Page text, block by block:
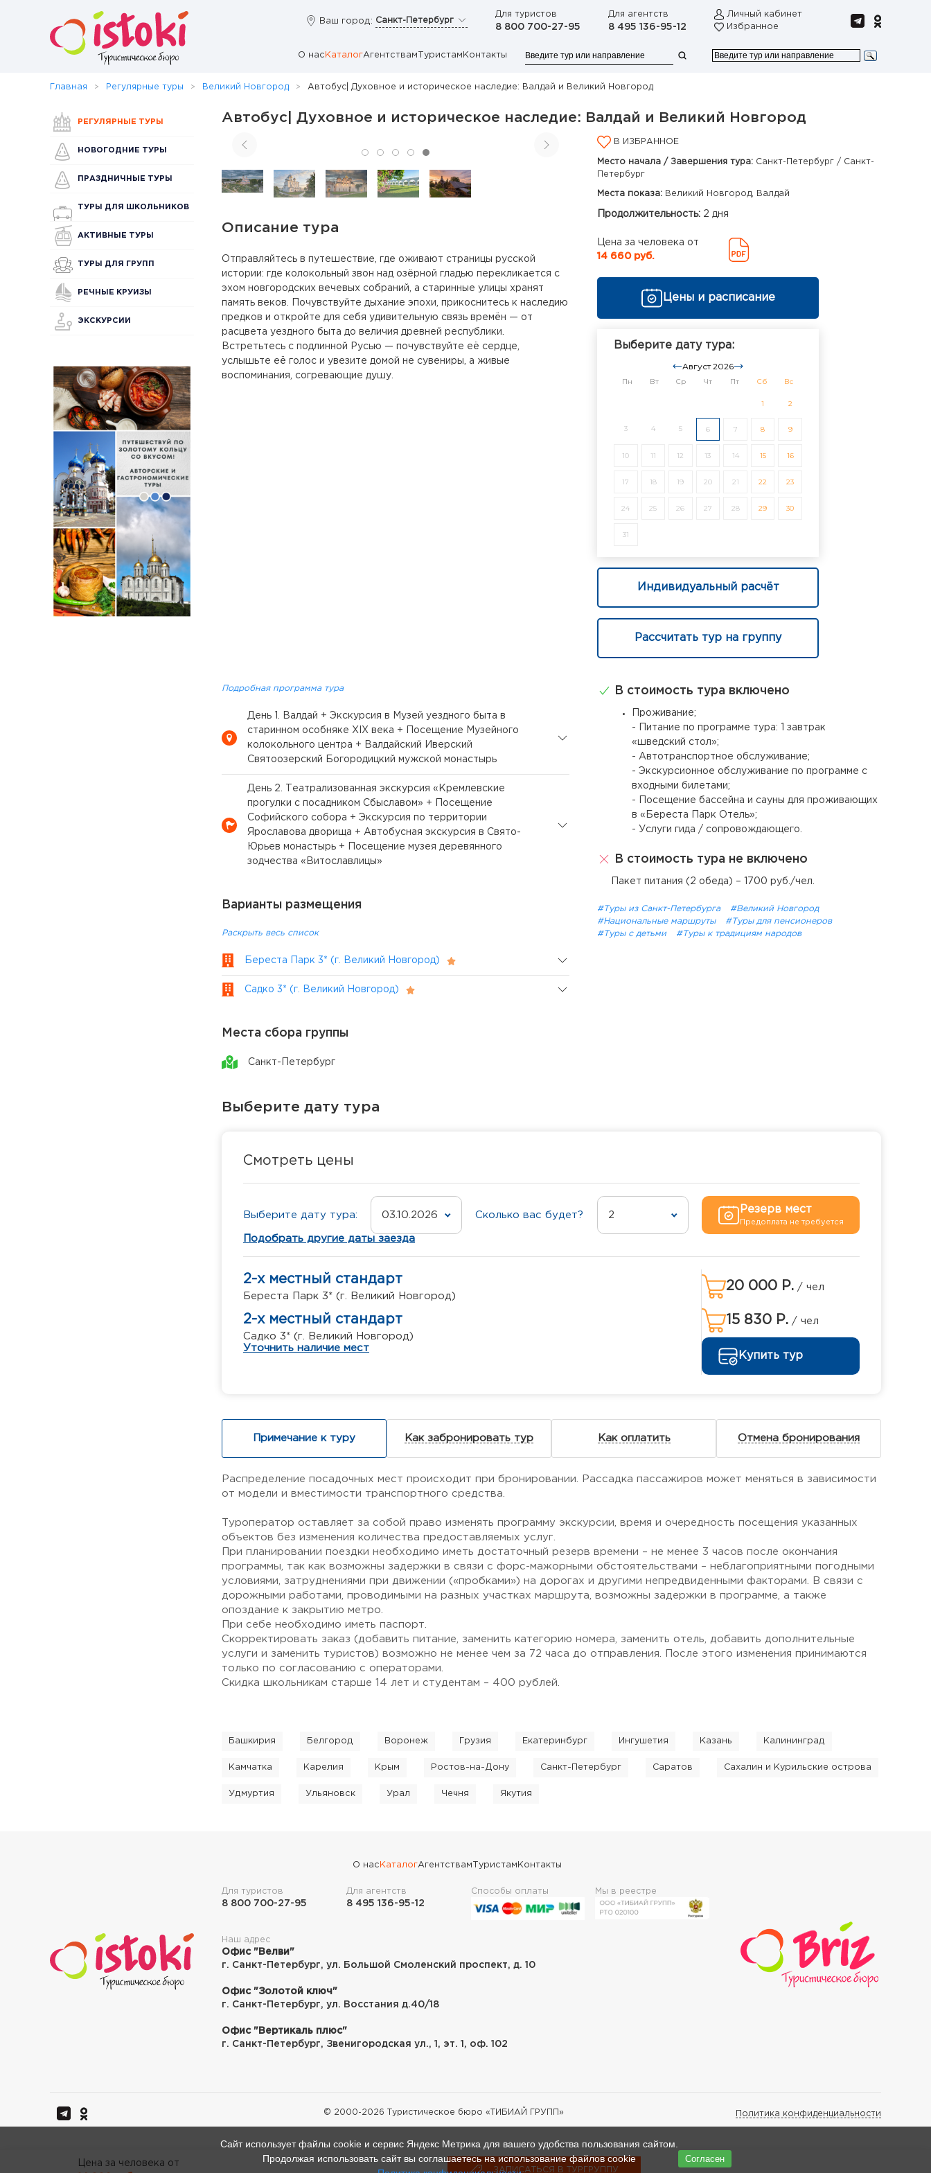
Ваш город: Санкт-Петербург
Для туристов
8 800 700-27-95
Для агентств
8 495 136-95-12
Личный кабинет
Избранное
О нас КаталогАгентствам Туристам Контакты
Главная Регулярные туры Великий Новгород Автобус| Духовное и историческое наследие: Валдай и Великий Новгород
Автобус| Духовное и историческое наследие: Валдай и Великий Новгород
Описание тура
Отправляйтесь в путешествие, где оживают страницы русской
истории: где колокольный звон над озёрной гладью перекликается с
эхом новгородских вечевых собраний, а старинные улицы хранят
память веков. Почувствуйте дыхание эпохи, прикоснитесь к наследию
предков и откройте для себя удивительную связь времён — от
расцвета уездного быта до величия древней республики.
Встретьтесь с подлинной Русью — почувствуйте её сердце,
услышьте её голос и увезите домой не сувениры, а живые
воспоминания, согревающие душу.
В ИЗБРАННОЕ
Место начала / Завершения тура: Санкт-Петербург / Санкт-
Петербург
Места показа: Великий Новгород, Валдай
Продолжительность: 2 дня
Цена за человека от
14 660 руб.
Цены и расписание
Выберите дату тура:
Август 2026
Пн Вт Ср Чт Пт Сб Вс
1 2
3 4 5 6 7 8 9
10 11 12 13 14 15 16
17 18 19 20 21 22 23
24 25 26 27 28 29 30
31
Индивидуальный расчёт
Рассчитать тур на группу
Цена за человека от
ЗАПИСАТЬСЯ В ТУРГРУППУ
Подробная программа тура
День 1. Валдай + Экскурсия в Музей уездного быта в
старинном особняке XIX века + Посещение Музейного
колокольного центра + Валдайский Иверский
Святоозерский Богородицкий мужской монастырь
День 2. Театрализованная экскурсия «Кремлевские
прогулки с посадником Сбыславом» + Посещение
Софийского собора + Экскурсия по территории
Ярославова дворища + Автобусная экскурсия в Свято-
Юрьев монастырь + Посещение музея деревянного
зодчества «Витославлицы»
Варианты размещения
Раскрыть весь список
Береста Парк 3* (г. Великий Новгород)
Садко 3* (г. Великий Новгород)
Места сбора группы
Санкт-Петербург
В стоимость тура включено
Проживание;
- Питание по программе тура: 1 завтрак
«шведский стол»;
- Автотранспортное обслуживание;
- Экскурсионное обслуживание по программе с
входными билетами;
- Посещение бассейна и сауны для проживающих
в «Береста Парк Отель»;
- Услуги гида / сопровождающего.
В стоимость тура не включено
Пакет питания (2 обеда) – 1700 руб./чел.
#Туры из Санкт-Петербурга
#Великий Новгород
#Национальные маршруты
#Туры для пенсионеров
#Туры с детьми
#Туры к традициям народов
Цена за человека от
ЗАПИСАТЬСЯ В ТУРГРУППУ
Выберите дату тура
Смотреть цены
Выберите дату тура: 03.10.2026 Сколько вас будет? 2
Резерв мест
Предоплата не требуется
Подобрать другие даты заезда
2-х местный стандарт
Береста Парк 3* (г. Великий Новгород)
2-х местный стандарт
Садко 3* (г. Великий Новгород)
Уточнить наличие мест
20 000 Р./ чел
15 830 Р./ чел
Купить тур
Примечание к туру Как забронировать тур Как оплатить Отмена бронирования
Распределение посадочных мест происходит при бронировании. Рассадка пассажиров может меняться в зависимости
от модели и вместимости транспортного средства.
Туроператор оставляет за собой право изменять программу экскурсии, время и очередность посещения указанных
объектов без изменения количества предоставляемых услуг.
При планировании поездки необходимо иметь достаточный резерв времени – не менее 3 часов после окончания
программы, так как возможны задержки в связи с форс-мажорными обстоятельствами – неблагоприятными погодными
условиями, затруднениями при движении («пробками») на дорогах и другими непредвиденными факторами. В связи с
дорожными работами, проводимыми на разных участках маршрута, возможны задержки в программе, а также
опоздание к закрытию метро.
При себе необходимо иметь паспорт.
Скорректировать заказ (добавить питание, заменить категорию номера, заменить отель, добавить дополнительные
услуги и заменить туристов) возможно не менее чем за 72 часа до отправления. После этого изменения принимаются
только по согласованию с операторами.
Скидка школьникам старше 14 лет и студентам – 400 рублей.
Башкирия Белгород Воронеж Грузия Екатеринбург Ингушетия Казань Калининград
Камчатка Карелия Крым Ростов-на-Дону Санкт-Петербург Саратов Сахалин и Курильские острова
Удмуртия Ульяновск Урал Чечня Якутия
РЕГУЛЯРНЫЕ ТУРЫ
НОВОГОДНИЕ ТУРЫ
ПРАЗДНИЧНЫЕ ТУРЫ
ТУРЫ ДЛЯ ШКОЛЬНИКОВ
АКТИВНЫЕ ТУРЫ
ТУРЫ ДЛЯ ГРУПП
РЕЧНЫЕ КРУИЗЫ
ЭКСКУРСИИ
О нас КаталогАгентствам Туристам Контакты
Для туристов
8 800 700-27-95
Для агентств
8 495 136-95-12
Способы оплаты Мы в реестре
Наш адрес
Офис "Велви"
г. Санкт-Петербург, ул. Большой Смоленский проспект, д. 10
Офис "Золотой ключ"
г. Санкт-Петербург, ул. Восстания д.40/18
Офис "Вертикаль плюс"
г. Санкт-Петербург, Звенигородская ул., 1, эт. 1, оф. 102
© 2000-2026 Туристическое бюро «ТИБИАЙ ГРУПП» Политика конфиденциальности
Сайт использует файлы cookie и сервис Яндекс Метрика для вашего удобства пользования сайтом.
Продолжая использовать сайт вы соглашаетесь на использование файлов cookie
Согласен